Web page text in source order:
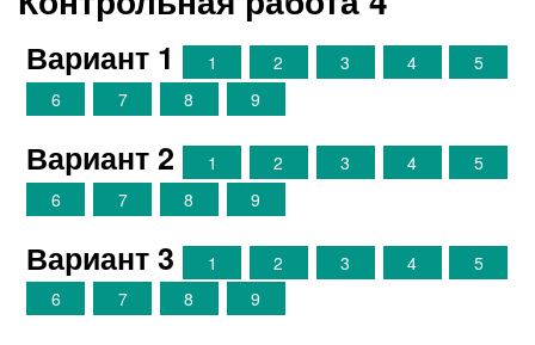
Вариант 1 1 2 3 4
5
6
7 8 9
Вариант 2 1 2 3 4
5
6
7 8 9
Вариант 3 1 2 3 4
5
6
7 8 9